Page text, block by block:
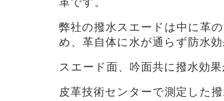
弊社の撥水スエードは中に革
め、革自体に水が通らず防水
スエード面、吟面共に撥水効
皮革技術センターで測定した